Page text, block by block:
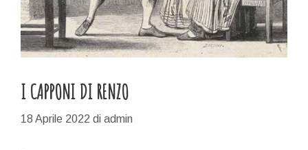
I CAPPONI DI RENZO
18 Aprile 2022 di admin